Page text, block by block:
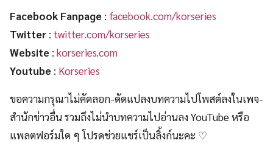
Facebook Fanpage : facebook.com/korseries
Twitter : twitter.com/korseries
Website : korseries.com
Youtube : Korseries
ขอความกรุณาไม่คัดลอก-ดัดแปลงบทความไปโพสต์ลงในเพจ-
สำนักข่าวอื่น รวมถึงไม่นำบทความไปอ่านลง YouTube หรือ
แพลตฟอร์มใด ๆ โปรดช่วยแชร์เป็นลิ้งก์นะคะ ♡